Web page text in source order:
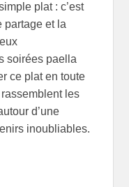
plat : c’est
partage et la
soirées paella
ce plat en toute
les
d’une
inoubliables.